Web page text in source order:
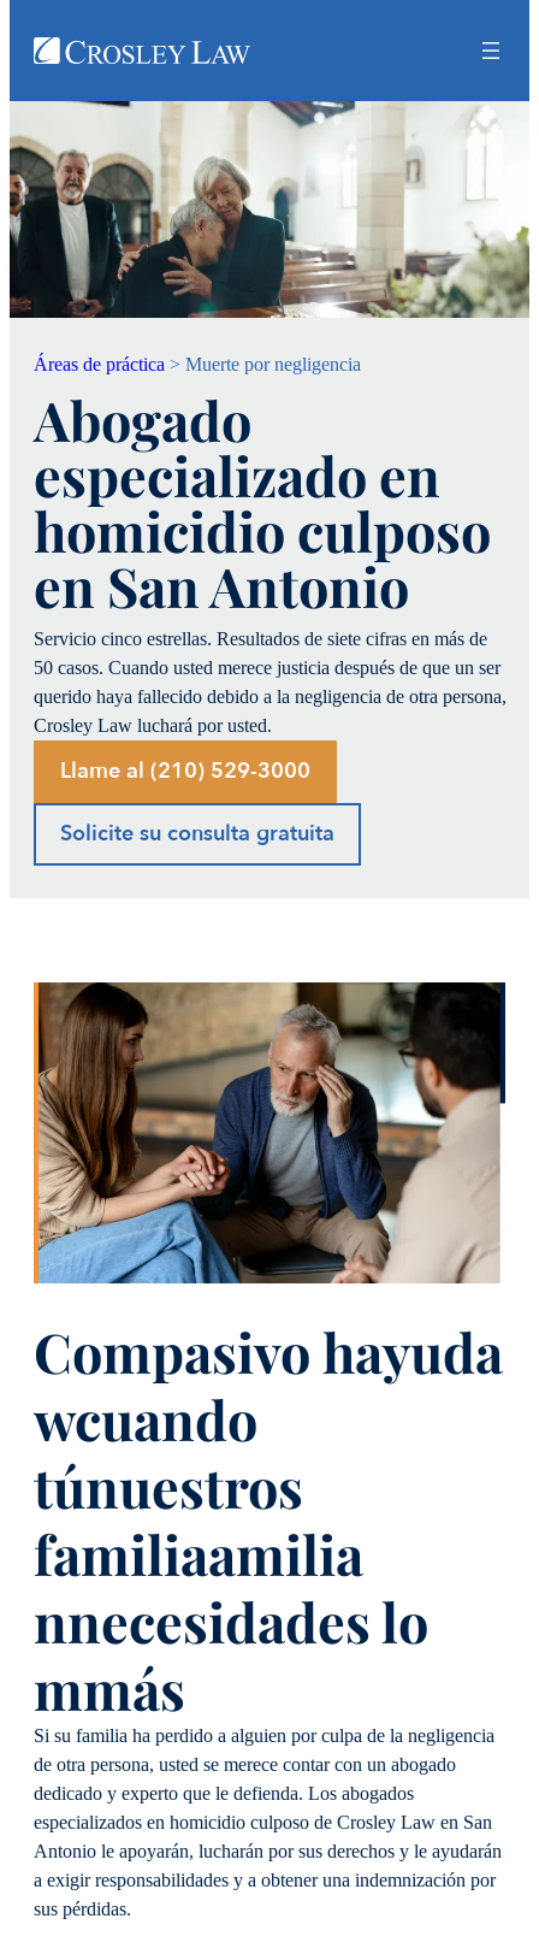
Áreas de práctica > Muerte por negligencia
Abogado
especializado en
homicidio culposo
en San Antonio
Servicio cinco estrellas. Resultados de siete cifras en más de
50 casos. Cuando usted merece justicia después de que un ser
querido haya fallecido debido a la negligencia de otra persona,
Crosley Law luchará por usted.
Llame al (210) 529-3000
Solicite su consulta gratuita
Compasivohayuda
wcuando
túnuestros
familiaamilia
nnecesidades lo
mmás
Si su familia ha perdido a alguien por culpa de la negligencia
de otra persona, usted se merece contar con un abogado
dedicado y experto que le defienda. Los abogados
especializados en homicidio culposo de Crosley Law en San
Antonio le apoyarán, lucharán por sus derechos y le ayudarán
a exigir responsabilidades y a obtener una indemnización por
sus pérdidas.